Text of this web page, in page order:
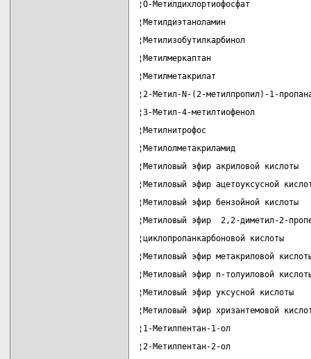
¦О-Метилдихлортиофосфат
¦Метилдиэтаноламин
¦Метилизобутилкарбинол
¦Метилмеркаптан
¦Метилметакрилат
¦2-Метил-N-(2-метилпропил)-1-
¦3-Метил-4-метилтиофенол
¦Метилнитрофос
¦Метилолметакриламид
¦Метиловый эфир акриловой
¦Метиловый эфир ацетоуксусной
¦Метиловый эфир бензойной
¦Метиловый эфир  2,2-диметил-
¦циклопропанкарбоновой
¦Метиловый эфир метакриловой
¦Метиловый эфир n-толуиловой
¦Метиловый эфир уксусной
¦Метиловый эфир хризантемовой
¦1-Метилпентан-1-ол
¦2-Метилпентан-2-ол